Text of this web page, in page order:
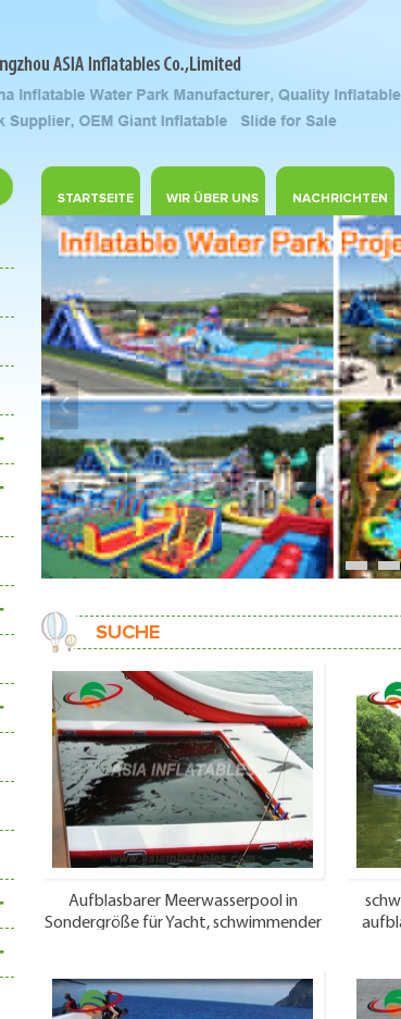
STARTSEITE WIR ÜBER UNS NACHRICHTEN
1 2
SUCHE
Aufblasbarer Meerwasserpool in
Sondergröße für Yacht, schwimmender